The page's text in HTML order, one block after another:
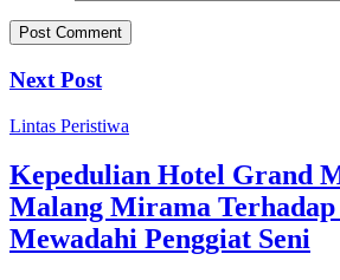
Next Post
Lintas Peristiwa
Kepedulian Hotel Grand
Malang Mirama Terhadap
Mewadahi Penggiat Seni